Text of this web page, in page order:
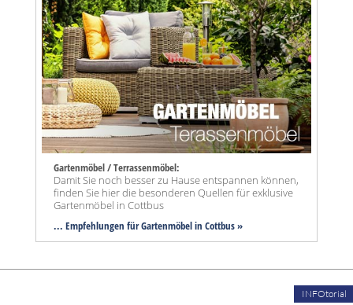
Gartenmöbel / Terrassenmöbel:
Damit Sie noch besser zu Hause entspannen können,
finden Sie hier die besonderen Quellen für exklusive
Gartenmöbel in Cottbus
... Empfehlungen für Gartenmöbel in Cottbus »
INFOtorial